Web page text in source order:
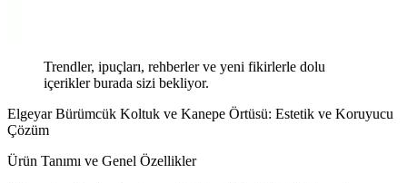
Trendler, ipuçları, rehberler ve yeni fikirlerle dolu
içerikler burada sizi bekliyor.
Elgeyar Bürümcük Koltuk ve Kanepe Örtüsü: Estetik ve Koruyucu
Çözüm
Ürün Tanımı ve Genel Özellikler